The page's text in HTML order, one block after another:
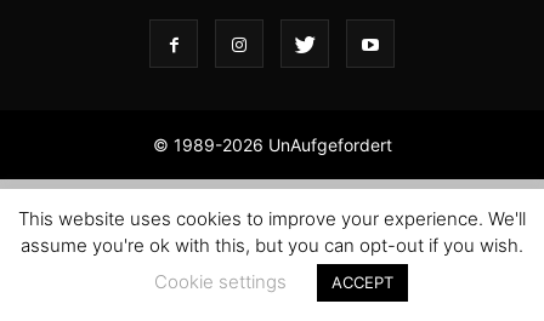
© 1989-2026 UnAufgefordert
This website uses cookies to improve your experience. We'll
assume you're ok with this, but you can opt-out if you wish.
Cookie settings
ACCEPT